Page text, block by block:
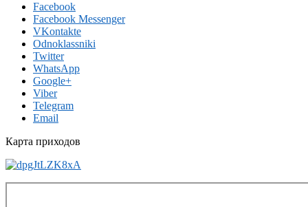
Facebook
Facebook Messenger
VKontakte
Odnoklassniki
Twitter
WhatsApp
Google+
Viber
Telegram
Email
Карта приходов